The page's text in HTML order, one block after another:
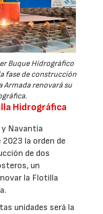
Buque Hidrográfico
fase de construcción
Armada renovará su
Hidrográfica
Navantia
la orden de
de dos
un
la Flotilla
unidades será la